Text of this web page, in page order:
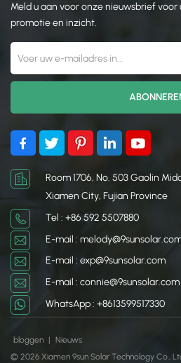
Meld u aan voor onze nieuwsbrief
promotie en inzicht.
Room 1706, No. 503 Gaolin
Xiamen City, Fujian Province
Tel : +86 592 5507880
E-mail :
E-mail : exp@9sunsolar.com
E-mail : connie@9sunsolar.com
WhatsApp : +8613599517330
bloggen | Nieuws
© 2026 Xiamen 9sun Solar Technology Co.,